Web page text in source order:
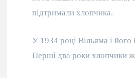
підтримали хлопчика.
У 1934 році Вільяма і
Перші два роки хлопчики